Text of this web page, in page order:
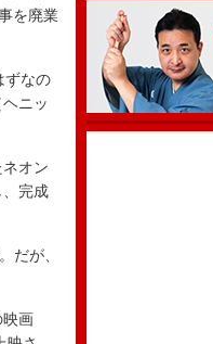
を廃業
ずなの
ニッ
オン
完成
だが、
画